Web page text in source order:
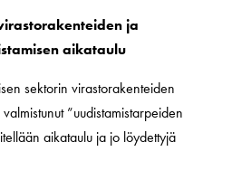
ja
aikataulu
sektorin virastorakenteiden
”uudistamistarpeiden
aikataulu ja jo löydettyjä